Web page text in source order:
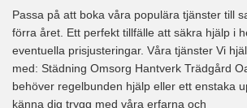
Passa på att boka våra populära tjänster till
förra året. Ett perfekt tillfälle att säkra hjälp i
eventuella prisjusteringar. Våra tjänster Vi
med: Städning Omsorg Hantverk Trädgård
behöver regelbunden hjälp eller ett enstaka
känna dig trygg med våra erfarna och